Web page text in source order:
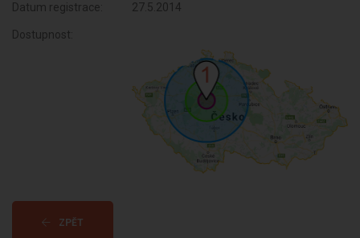
Datum registrace: 27.5.2014
Dostupnost:
ZPĚT